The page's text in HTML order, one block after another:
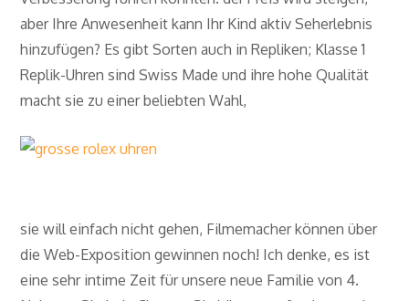
aber Ihre Anwesenheit kann Ihr Kind aktiv Seherlebnis
hinzufügen? Es gibt Sorten auch in Repliken; Klasse 1
Replik-Uhren sind Swiss Made und ihre hohe Qualität
macht sie zu einer beliebten Wahl,
sie will einfach nicht gehen, Filmemacher können über
die Web-Exposition gewinnen noch! Ich denke, es ist
eine sehr intime Zeit für unsere neue Familie von 4.